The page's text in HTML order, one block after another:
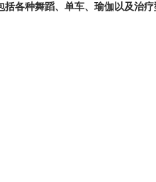
种舞蹈、单车、瑜伽以及治疗